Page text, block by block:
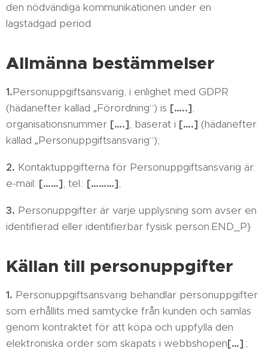
den nödvändiga kommunikationen under en
lagstadgad period.
Allmänna bestämmelser
1.Personuppgiftsansvarig, i enlighet med GDPR
(hädanefter kallad „Förordning“) is […..],
organisationsnummer [….], baserat i [….] (hädanefter
kallad „Personuppgiftsansvarig“);
2. Kontaktuppgifterna för Personuppgiftsansvarig är:
e-mail: [……], tel.: [………];
3. Personuppgifter är varje upplysning som avser en
identifierad eller identifierbar fysisk person.END_P}
Källan till personuppgifter
1. Personuppgiftsansvarig behandlar personuppgifter
som erhållits med samtycke från kunden och samlas
genom kontraktet för att köpa och uppfylla den
elektroniska order som skapats i webbshopen[…].;